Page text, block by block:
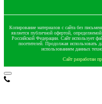
Копирование материалов с сайта без
является публичной офертой,
Российской Федерации. Сайт использует
посетителей. Продолжая использовать
использованием данных
Сайт разработан